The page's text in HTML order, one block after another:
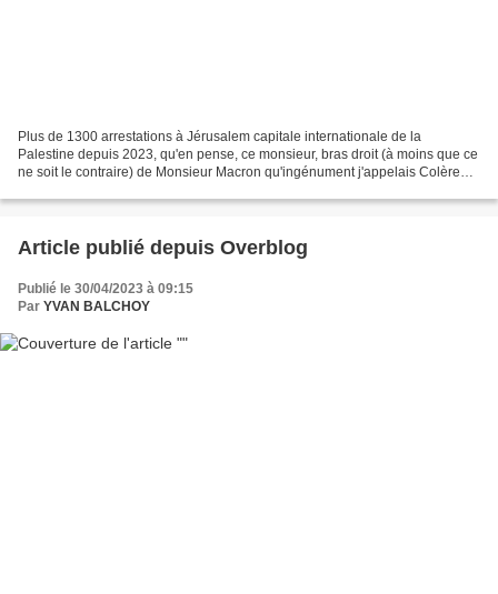
Plus de 1300 arrestations à Jérusalem capitale internationale de la
Palestine depuis 2023, qu'en pense, ce monsieur, bras droit (à moins que ce
ne soit le contraire) de Monsieur Macron qu'ingénument j'appelais Colère
Article publié depuis Overblog
Publié le 30/04/2023 à 09:15
Par YVAN BALCHOY